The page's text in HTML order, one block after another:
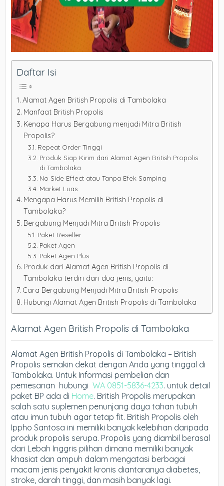
Daftar Isi
Alamat Agen British Propolis di Tambolaka
Manfaat British Propolis
Kenapa Harus Bergabung menjadi Mitra British
Propolis?
Repeat Order Tinggi
Produk Siap Kirim dari Alamat Agen British Propolis
di Tambolaka
No Side Effect atau Tanpa Efek Samping
Market Luas
Mengapa Harus Memilih British Propolis di
Tambolaka?
Bergabung Menjadi Mitra British Propolis
Paket Reseller
Paket Agen
Paket Agen Plus
Produk dari Alamat Agen British Propolis di
Tambolaka terdiri dari dua jenis, yaitu:
Cara Bergabung Menjadi Mitra British Propolis
Hubungi Alamat Agen British Propolis di Tambolaka
Alamat Agen British Propolis di Tambolaka
Alamat Agen British Propolis di Tambolaka – British
Propolis semakin dekat dengan Anda yang tinggal di
Tambolaka. Untuk Informasi pembelian dan
pemesanan hubungiWA 0851-5836-4233. untuk detail
paket BP ada di Home. British Propolis merupakan
salah satu suplemen penunjang daya tahan tubuh
atau imun tubuh agar tetap fit. British Propolis oleh
Ippho Santosa ini memiliki banyak kelebihan daripada
produk propolis serupa. Propolis yang diambil berasal
dari Lebah Inggris pilihan dimana memiliki banyak
khasiat dan ampuh dalam mengatasi berbagai
macam jenis penyakit kronis diantaranya diabetes,
stroke, darah tinggi, dan masih banyak lagi.